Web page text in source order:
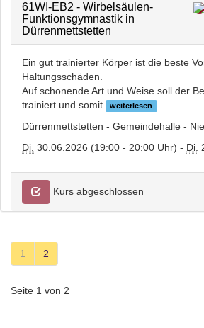
61WI-EB2 - Wirbelsäulen-
Funktionsgymnastik in
Dürrenmettstetten
Ein gut trainierter Körper ist die beste
Haltungsschäden.
Auf schonende Art und Weise soll der
trainiert und somit
weiterlesen
Dürrenmettstetten - Gemeindehalle -
Di. 30.06.2026 (19:00 - 20:00 Uhr) - Di.
Kurs abgeschlossen
1 2
Seite 1 von 2